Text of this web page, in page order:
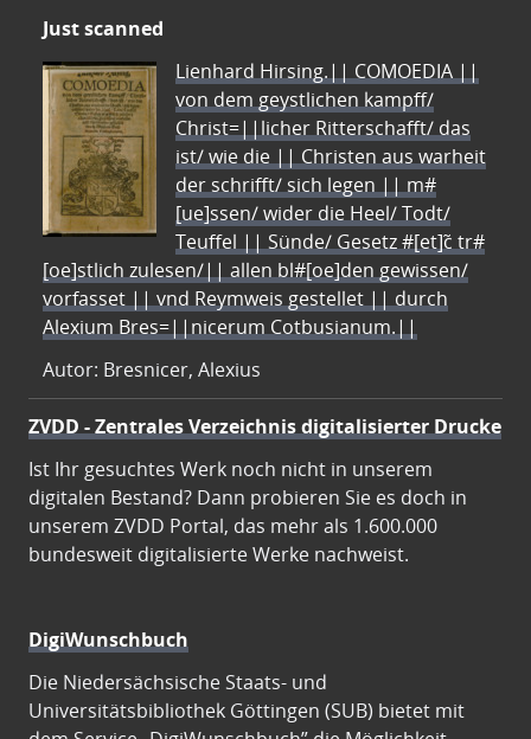
Just scanned
Lienhard Hirsing.|| COMOEDIA ||
von dem geystlichen kampff/
Christ=||licher Ritterschafft/ das
ist/ wie die || Christen aus warheit
der schrifft/ sich legen || m#
[ue]ssen/ wider die Heel/ Todt/
Teuffel || Sünde/ Gesetz #[et]c̃ tr#
[oe]stlich zulesen/|| allen bl#[oe]den gewissen/
vorfasset || vnd Reymweis gestellet || durch
Alexium Bres=||nicerum Cotbusianum.||
Autor: Bresnicer, Alexius
ZVDD - Zentrales Verzeichnis digitalisierter Drucke
Ist Ihr gesuchtes Werk noch nicht in unserem
digitalen Bestand? Dann probieren Sie es doch in
unserem ZVDD Portal, das mehr als 1.600.000
bundesweit digitalisierte Werke nachweist.
DigiWunschbuch
Die Niedersächsische Staats- und
Universitätsbibliothek Göttingen (SUB) bietet mit